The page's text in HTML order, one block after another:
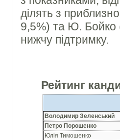
ділять з
9,5%) та Ю. Бойко
нижчу підтримку.
Рейтинг
Володимир Зеленський
Петро Порошенко
Юлія Тимошенко